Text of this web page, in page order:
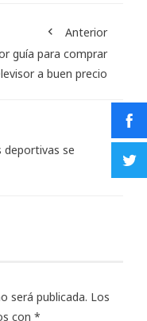
Anterior
guía para comprar
a buen precio
deportivas se
será publicada. Los
con *